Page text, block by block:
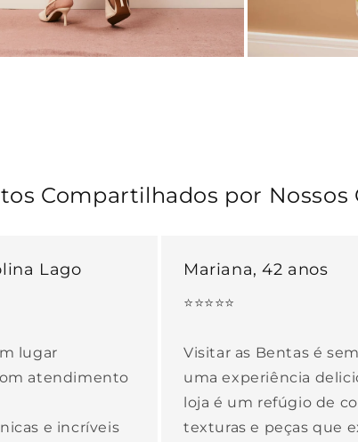
Compartilhados por Nossos
Lago
lugar
atendimento
e incríveis
Mariana, 42 anos
⭐⭐⭐⭐⭐
Visitar as Bentas é
uma experiência
loja é um refúgio de
texturas e peças que